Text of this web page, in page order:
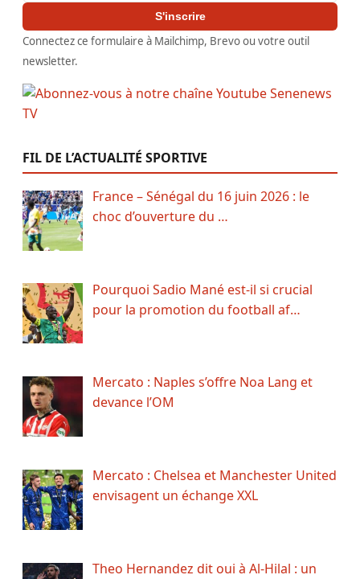
S'inscrire
Connectez ce formulaire à Mailchimp, Brevo ou votre outil
newsletter.
FIL DE L’ACTUALITÉ SPORTIVE
France – Sénégal du 16 juin 2026 : le
choc d’ouverture du …
Pourquoi Sadio Mané est-il si crucial
pour la promotion du football af…
Mercato : Naples s’offre Noa Lang et
devance l’OM
Mercato : Chelsea et Manchester United
envisagent un échange XXL
Theo Hernandez dit oui à Al-Hilal : un